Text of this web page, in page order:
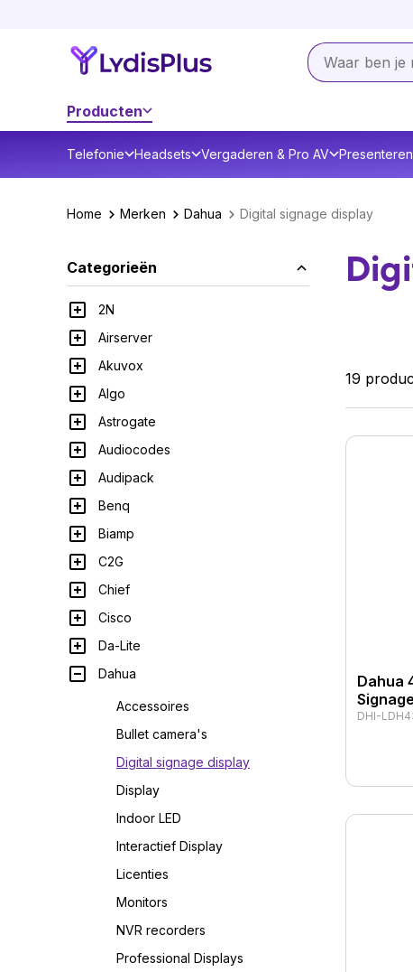
Producten
Telefonie Headsets Vergaderen & Pro AV
Home Merken Dahua Digital signage display
Categorieën
2N
Airserver
Akuvox
Algo
Astrogate
Audiocodes
Audipack
Benq
Biamp
C2G
Chief
Cisco
Da-Lite
Dahua
Accessoires
Bullet camera's
Digital signage display
Display
Indoor LED
Interactief Display
Licenties
Monitors
NVR recorders
Professional Displays
19
Dahua
Signage
DHI-